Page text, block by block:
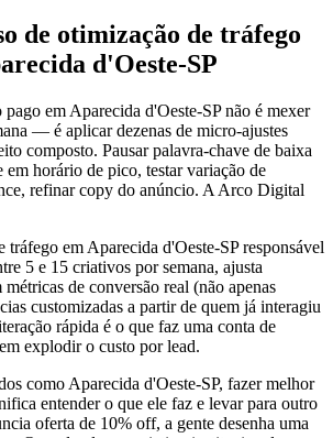
de otimização de tráfego
d'Oeste-SP
em Aparecida d'Oeste-SP não é mexer
— é aplicar dezenas de micro-ajustes
composto. Pausar palavra-chave de baixa
em horário de pico, testar variação de
refinar copy do anúncio. A Arco Digital
tráfego em Aparecida d'Oeste-SP responsável
5 e 15 criativos por semana, ajusta
de conversão real (não apenas
customizadas a partir de quem já interagiu
rápida é o que faz uma conta de
explodir o custo por lead.
como Aparecida d'Oeste-SP, fazer melhor
entender o que ele faz e levar para outro
oferta de 10% off, a gente desenha uma